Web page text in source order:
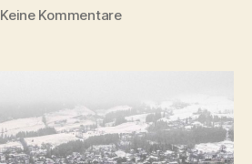
Keine Kommentarezu
Kitzbühel